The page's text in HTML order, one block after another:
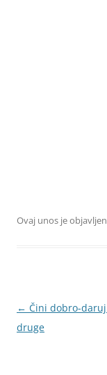
Ovaj unos je
Navigacija
objava
← Čini dobro-
druge